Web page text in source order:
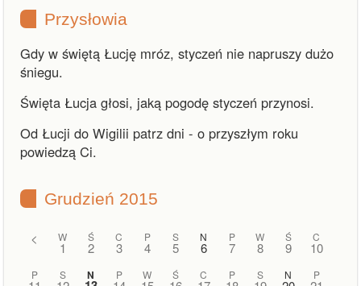
Przysłowia
Gdy w świętą Łucję mróz, styczeń nie napruszy dużo
śniegu.
Święta Łucja głosi, jaką pogodę styczeń przynosi.
Od Łucji do Wigilii patrz dni - o przyszłym roku
powiedzą Ci.
Grudzień 2015
< W
1
Ś
2
C
3
P
4
S
5
N
6
P
7
W
8
Ś
9
C
10
P S N P W Ś C P S N P